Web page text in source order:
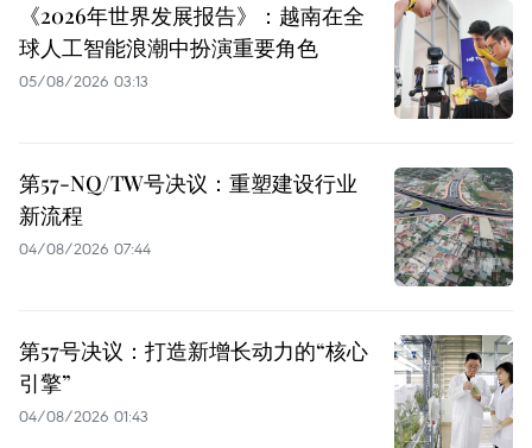
《2026年世界发展报告》：越南在全
球人工智能浪潮中扮演重要角色
05/08/2026 03:13
第57-NQ/TW号决议：重塑建设行业
新流程
04/08/2026 07:44
第57号决议：打造新增长动力的“核心
引擎”
04/08/2026 01:43